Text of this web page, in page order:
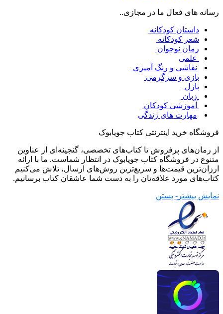
رسانه های فعال ما در مجازی..
داستان کودکانه
شعر کودکانه
رمان نوجوان
علمی
نقاشی و رنگ آمیزی
بازی و سرگرمی
پازل
زبان
آموزشی کودکان
مهارت های زندگی
فروشگاه خرید اینترنتی کتاب جویابوک
از رمان‌های پرفروش تا کتاب‌های تخصصی، گنجینه‌ای از عناوین
متنوع در فروشگاه کتاب جویابوک در انتظار شماست. ما با ارائه
ارزان‌ترین قیمت‌ها و سریع‌ترین روش‌های ارسال، تلاش می‌کنیم
کتاب‌های مورد علاقه‌تان را به دست شما عاشقان کتاب برسانیم.
نمایش بیشتر - بستن